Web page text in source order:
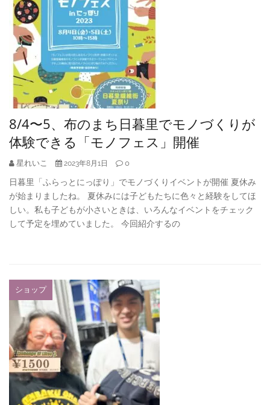
8/4〜5、布のまち日暮里でモノづくりが
体験できる「モノフェス」開催
星れいこ 2023年8月1日 0
日暮里「ふらっとにっぽり」でモノづくりイベントが開催 夏休み
が始まりましたね。 夏休みには子どもたちに色々と経験をしてほ
しい。私も子どもが小さいときは、いろんなイベントをチェック
して予定を埋めていました。 今回紹介するの
ショップ